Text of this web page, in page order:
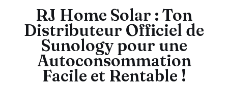
RJ Home Solar : Ton
Distributeur Officiel de
Sunology pour une
Autoconsommation
Facile et Rentable !